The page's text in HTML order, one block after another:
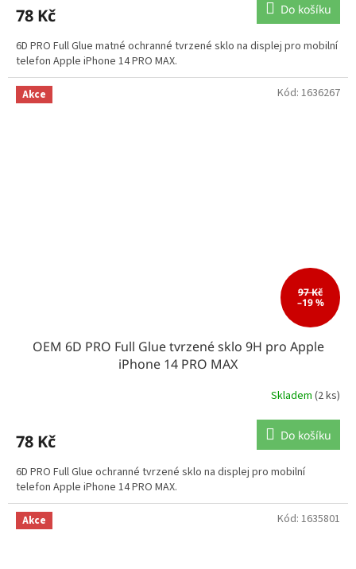
78 Kč Do košíku
6D PRO Full Glue matné ochranné tvrzené sklo na displej pro mobilní
telefon Apple iPhone 14 PRO MAX.
Akce
97 Kč
–19 %
OEM 6D PRO Full Glue tvrzené sklo 9H pro Apple
iPhone 14 PRO MAX
Skladem (2 ks)
78 Kč Do košíku
6D PRO Full Glue ochranné tvrzené sklo na displej pro mobilní
telefon Apple iPhone 14 PRO MAX.
Kód: 1636267
Akce Kód: 1635801